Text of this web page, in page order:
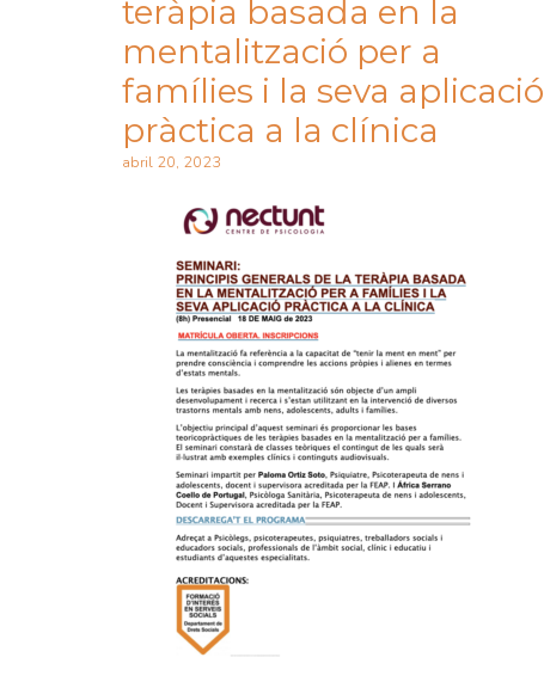
teràpia basada en la
mentalització per a
famílies i la seva aplicació
pràctica a la clínica
abril 20, 2023